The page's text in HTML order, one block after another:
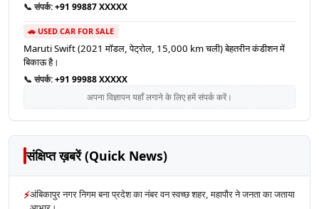
📞 संपर्क:+91 99887 XXXXX
🚗 USED CAR FOR SALE
Maruti Swift (2021 मॉडल, पेट्रोल, 15,000 km चली) बेहतरीन कंडीशन में
बिकाऊ है।
📞 संपर्क:+91 99988 XXXXX
अपना विज्ञापन यहाँ लगाने के लिए हमें संपर्क करें।
संक्षिप्त ख़बरें (Quick News)
⚡अंबिकापुर नगर निगम बना प्रदेश का नंबर वन स्वच्छ शहर, महापौर ने जनता का जताया